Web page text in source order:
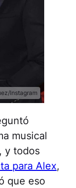
Instagram
musical
y todos
para Alex,
que eso